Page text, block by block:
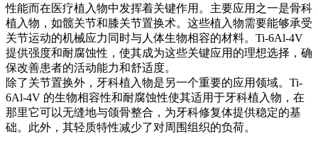
性能而在医疗植入物中发挥着关键作用。主要应用之一是骨科
植入物，如髋关节和膝关节置换术。这些植入物需要能够承受
关节运动的机械应力同时与人体生物相容的材料。Ti-6Al-4V
提供强度和耐腐蚀性，使其成为这些关键应用的理想选择，确
保改善患者的活动能力和舒适度。
除了关节置换外，牙科植入物是另一个重要的应用领域。Ti-
6Al-4V 的生物相容性和耐腐蚀性使其适用于牙科植入物，在
那里它可以无缝地与颌骨整合，为牙科修复体提供稳定的基
础。此外，其轻质特性减少了对周围组织的负荷。